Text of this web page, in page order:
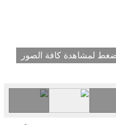
لمشاهدة كافة الصور